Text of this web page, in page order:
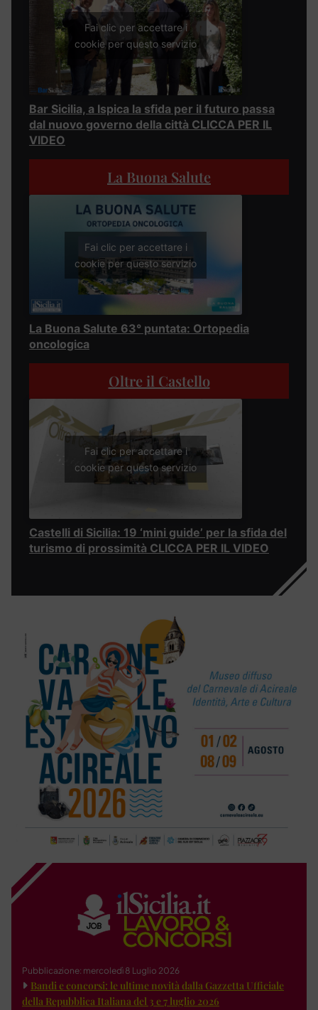
Fai clic per accettare i
cookie per questo servizio
Bar Sicilia, a Ispica la sfida per il futuro passa
dal nuovo governo della città CLICCA PER IL
VIDEO
La Buona Salute
Fai clic per accettare i
cookie per questo servizio
La Buona Salute 63° puntata: Ortopedia
oncologica
Oltre il Castello
Fai clic per accettare i
cookie per questo servizio
Castelli di Sicilia: 19 ‘mini guide’ per la sfida del
turismo di prossimità CLICCA PER IL VIDEO
Pubblicazione: mercoledì 8 Luglio 2026
Bandi e concorsi: le ultime novità dalla Gazzetta Ufficiale
della Repubblica Italiana del 3 e 7 luglio 2026